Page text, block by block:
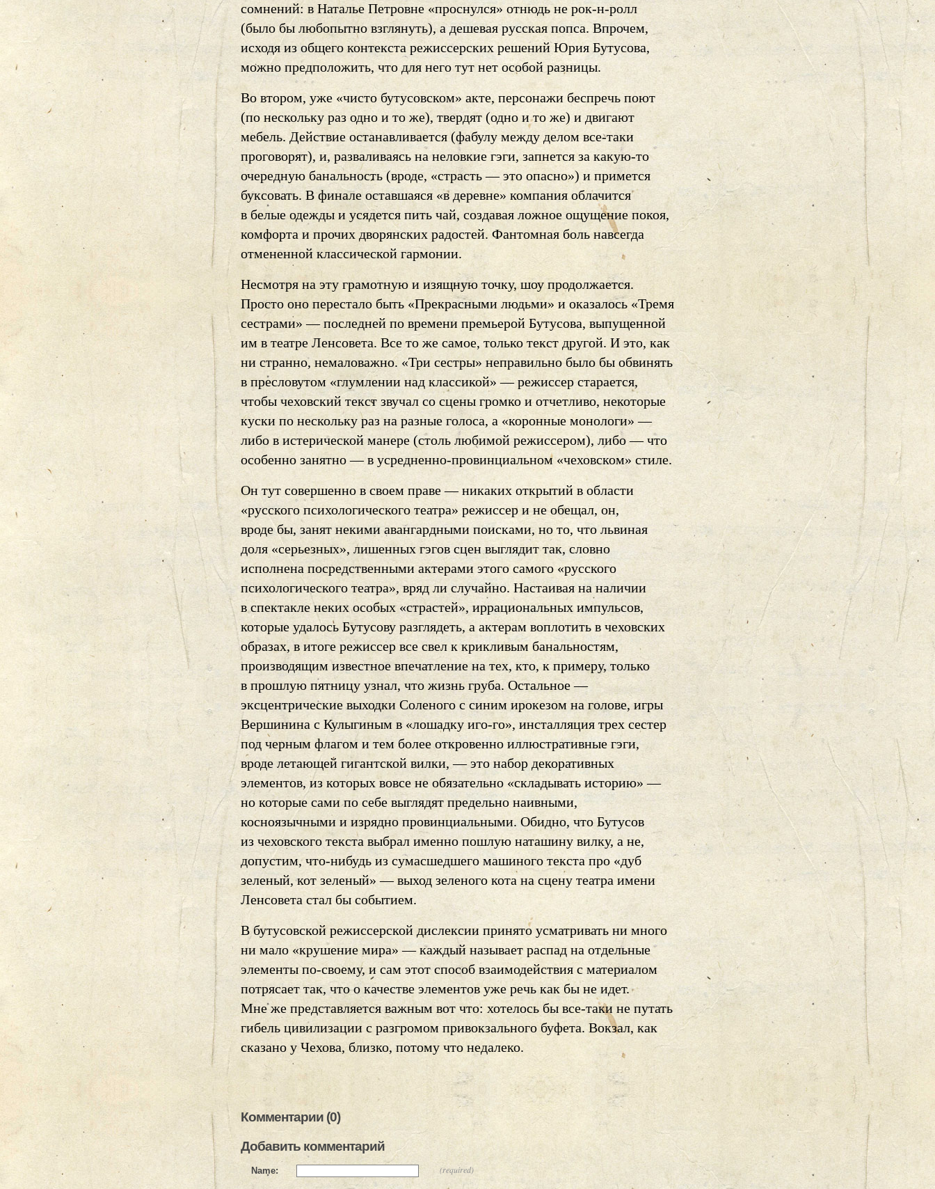
сомнений: в Наталье Петровне «проснулся» отнюдь не рок-н-ролл
(было бы любопытно взглянуть), а дешевая русская попса. Впрочем,
исходя из общего контекста режиссерских решений Юрия Бутусова,
можно предположить, что для него тут нет особой разницы.
Во втором, уже «чисто бутусовском» акте, персонажи беспречь поют
(по нескольку раз одно и то же), твердят (одно и то же) и двигают
мебель. Действие останавливается (фабулу между делом все-таки
проговорят), и, разваливаясь на неловкие гэги, запнется за какую-то
очередную банальность (вроде, «страсть — это опасно») и примется
буксовать. В финале оставшаяся «в деревне» компания облачится
в белые одежды и усядется пить чай, создавая ложное ощущение покоя,
комфорта и прочих дворянских радостей. Фантомная боль навсегда
отмененной классической гармонии.
Несмотря на эту грамотную и изящную точку, шоу продолжается.
Просто оно перестало быть «Прекрасными людьми» и оказалось «Тремя
сестрами» — последней по времени премьерой Бутусова, выпущенной
им в театре Ленсовета. Все то же самое, только текст другой. И это, как
ни странно, немаловажно. «Три сестры» неправильно было бы обвинять
в пресловутом «глумлении над классикой» — режиссер старается,
чтобы чеховский текст звучал со сцены громко и отчетливо, некоторые
куски по нескольку раз на разные голоса, а «коронные монологи» —
либо в истерической манере (столь любимой режиссером), либо — что
особенно занятно — в усредненно-провинциальном «чеховском» стиле.
Он тут совершенно в своем праве — никаких открытий в области
«русского психологического театра» режиссер и не обещал, он,
вроде бы, занят некими авангардными поисками, но то, что львиная
доля «серьезных», лишенных гэгов сцен выглядит так, словно
исполнена посредственными актерами этого самого «русского
психологического театра», вряд ли случайно. Настаивая на наличии
в спектакле неких особых «страстей», иррациональных импульсов,
которые удалось Бутусову разглядеть, а актерам воплотить в чеховских
образах, в итоге режиссер все свел к крикливым банальностям,
производящим известное впечатление на тех, кто, к примеру, только
в прошлую пятницу узнал, что жизнь груба. Остальное —
эксцентрические выходки Соленого с синим ирокезом на голове, игры
Вершинина с Кулыгиным в «лошадку иго-го», инсталляция трех сестер
под черным флагом и тем более откровенно иллюстративные гэги,
вроде летающей гигантской вилки, — это набор декоративных
элементов, из которых вовсе не обязательно «складывать историю» —
но которые сами по себе выглядят предельно наивными,
косноязычными и изрядно провинциальными. Обидно, что Бутусов
из чеховского текста выбрал именно пошлую наташину вилку, а не,
допустим, что-нибудь из сумасшедшего машиного текста про «дуб
зеленый, кот зеленый» — выход зеленого кота на сцену театра имени
Ленсовета стал бы событием.
В бутусовской режиссерской дислексии принято усматривать ни много
ни мало «крушение мира» — каждый называет распад на отдельные
элементы по-своему, и сам этот способ взаимодействия с материалом
потрясает так, что о качестве элементов уже речь как бы не идет.
Мне же представляется важным вот что: хотелось бы все-таки не путать
гибель цивилизации с разгромом привокзального буфета. Вокзал, как
сказано у Чехова, близко, потому что недалеко.
Комментарии (0)
Добавить комментарий
Name: (required)